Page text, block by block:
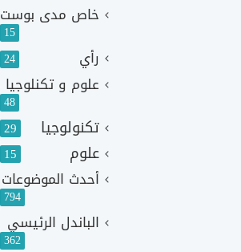
خاص مدى بوست
15
رأي 24
علوم و تكنلوجيا
48
تكنولوجيا 29
علوم 15
أحدث الموضوعات
794
الباندل الرئيسي
362